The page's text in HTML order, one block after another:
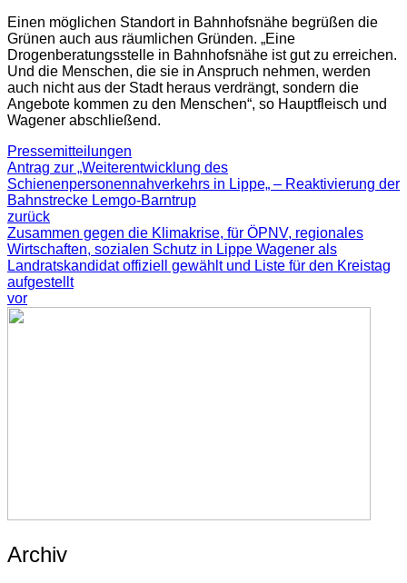
Einen möglichen Standort in Bahnhofsnähe begrüßen die
Grünen auch aus räumlichen Gründen. „Eine
Drogenberatungsstelle in Bahnhofsnähe ist gut zu erreichen.
Und die Menschen, die sie in Anspruch nehmen, werden
auch nicht aus der Stadt heraus verdrängt, sondern die
Angebote kommen zu den Menschen“, so Hauptfleisch und
Wagener abschließend.
Pressemitteilungen
Antrag zur „Weiterentwicklung des
Schienenpersonennahverkehrs in Lippe„ – Reaktivierung der
Bahnstrecke Lemgo-Barntrup
zurück
Zusammen gegen die Klimakrise, für ÖPNV, regionales
Wirtschaften, sozialen Schutz in Lippe Wagener als
Landratskandidat offiziell gewählt und Liste für den Kreistag
aufgestellt
vor
Archiv